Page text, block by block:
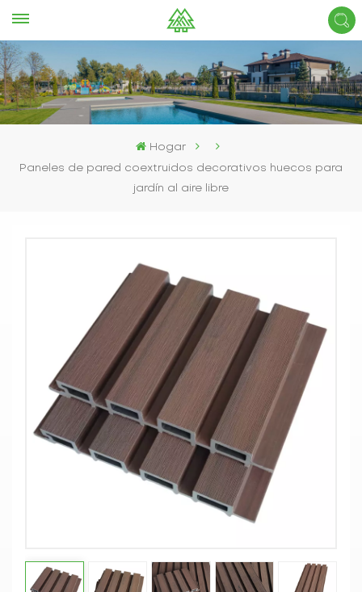
Hogar
Paneles de pared coextruidos decorativos huecos para
jardín al aire libre